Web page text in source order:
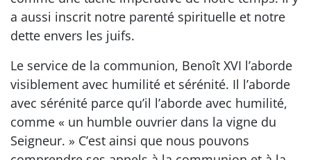
a aussi inscrit notre parenté spirituelle et notre
dette envers les juifs.
Le service de la communion, Benoît XVI l’aborde
visiblement avec humilité et sérénité. Il l’aborde
avec sérénité parce qu’il l’aborde avec humilité,
comme « un humble ouvrier dans la vigne du
Seigneur. » C’est ainsi que nous pouvons